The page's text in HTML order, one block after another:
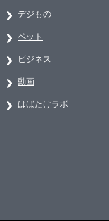
デジもの
ペット
ビジネス
動画
はばたけラボ